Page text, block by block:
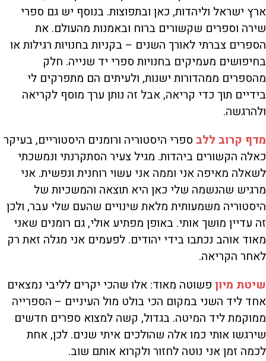
ארץ ישראל וליהדות, כאן ובתפוצות. בנוסף יש גם ספרי
שירה וספרים שקשורים ברוח ובאמנות מהעולם. את
הספרים צברתי לאורך השנים – בקניות בחנויות רגילות או
בחיפושים מעמיקים בחנויות ספרי יד שנייה. חלק
מהספרים ממהדורות ישנות, ולעיתים הם מתפרקים לי
בידיים תוך כדי קריאה, אבל זה נותן ערך מוסף לקריאה
ולהרגשה.
מדף קרוב ללב ספרי היסטוריה ורומנים היסטוריים, בעיקר
כאלה הקשורים ביהדות. מגיל צעיר הסתקרנתי ונמשכתי
לשאלה מאיפה אני וממה אני עשוי רוחנית ונפשית. אני
מרגיש שהנשמה שלי כאן היא תוצאה והמשכיות של
היסטוריה משמעותית מלאת שינויים שהעם שלי עבר, ולכן
זה עדיין מושך אותי. באופן מפתיע אולי, גם רומנים שאני
מאוד אוהב נכתבו בידי יהודים. לפעמים אני מגלה זאת רק
לאחר הקריאה.
שיטת מיון פשוטה מאוד: אלו שהכי יקרים לליבי נמצאים
אחד ליד השני במקום הכי בולט מול העיניים – הספרייה
ממוקמת ליד המיטה. בגדול, קשה למצוא ספרים חדשים
שירגשו אותי כמו אלה שהולכים איתי שנים. לכן, אחת
לכמה זמן אני נוטה לחזור ולקרוא אותם שוב.